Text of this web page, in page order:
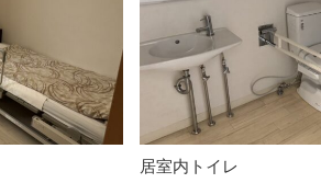
居室内トイレ